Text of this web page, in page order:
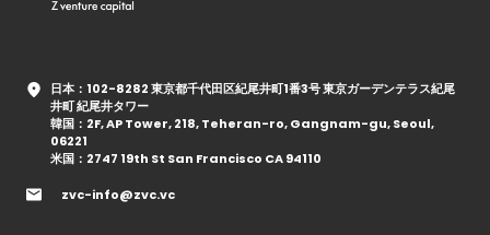
日本：102-8282 東京都千代田区紀尾井町1番3号 東京ガーデンテラス紀尾
井町 紀尾井タワー
韓国：2F, AP Tower, 218, Teheran-ro, Gangnam-gu, Seoul,
06221
米国：2747 19th St San Francisco CA 94110
zvc-info@zvc.vc